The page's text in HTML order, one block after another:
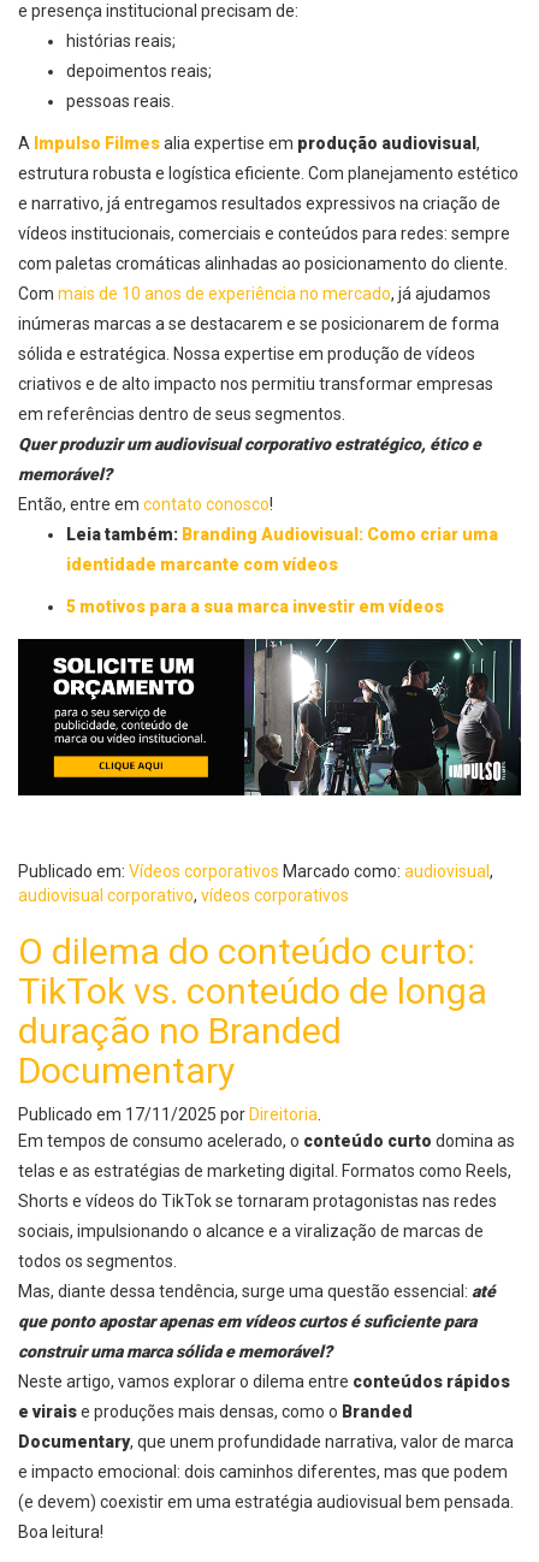
e presença institucional precisam de:
histórias reais;
depoimentos reais;
pessoas reais.
A Impulso Filmesalia expertise em produção audiovisual ,
estrutura robusta e logística eficiente. Com planejamento estético
e narrativo, já entregamos resultados expressivos na criação de
vídeos institucionais, comerciais e conteúdos para redes: sempre
com paletas cromáticas alinhadas ao posicionamento do cliente.
Com mais de 10 anos de experiência no mercado, já ajudamos
inúmeras marcas a se destacarem e se posicionarem de forma
sólida e estratégica. Nossa expertise em produção de vídeos
criativos e de alto impacto nos permitiu transformar empresas
em referências dentro de seus segmentos.
Quer produzir um audiovisual corporativo estratégico, ético e
memorável?
Então, entre em contato conosco!
Leia também: Branding Audiovisual: Como criar uma
identidade marcante com vídeos
5 motivos para a sua marca investir em vídeos
Publicado em: Vídeos corporativos Marcado como: audiovisual,
audiovisual corporativo, vídeos corporativos
O dilema do conteúdo curto:
TikTok vs. conteúdo de longa
duração no Branded
Documentary
Publicado em 17/11/2025 por Direitoria.
Em tempos de consumo acelerado, o conteúdo curto domina as
telas e as estratégias de marketing digital. Formatos como Reels,
Shorts e vídeos do TikTok se tornaram protagonistas nas redes
sociais, impulsionando o alcance e a viralização de marcas de
todos os segmentos.
Mas, diante dessa tendência, surge uma questão essencial: até
que ponto apostar apenas em vídeos curtos é suficiente para
construir uma marca sólida e memorável?
Neste artigo, vamos explorar o dilema entre conteúdos rápidos
e viraise produções mais densas, como o Branded
Documentary, que unem profundidade narrativa, valor de marca
e impacto emocional: dois caminhos diferentes, mas que podem
(e devem) coexistir em uma estratégia audiovisual bem pensada.
Boa leitura!